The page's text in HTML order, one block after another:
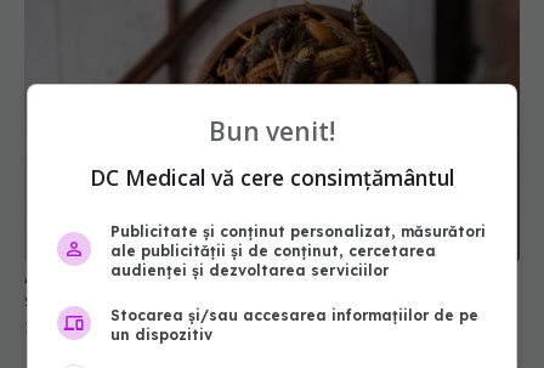
Alimentele pe bază de insecte, studiate. Cât de
sănătoase sunt, de fapt
25 apr 2025, 14:50
Bun venit!
DC Medical vă cere consimțământul
Publicitate și conținut personalizat, măsurători
ale publicității și de conținut, cercetarea
audienței și dezvoltarea serviciilor
Stocarea și/sau accesarea informațiilor de pe
un dispozitiv